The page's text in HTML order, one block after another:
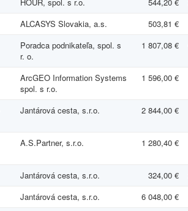
ALCASYS Slovakia, a.s. 503,81 €
Poradca podnikateľa, spol. s
r. o.
1 807,08 €
ArcGEO Information Systems
spol. s r.o.
1 596,00 €
Jantárová cesta, s.r.o. 2 844,00 €
A.S.Partner, s.r.o. 1 280,40 €
Jantárová cesta, s.r.o. 324,00 €
Jantárová cesta, s.r.o. 6 048,00 €